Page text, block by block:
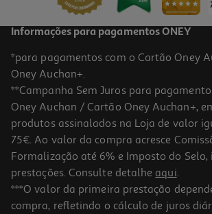
Peitoral Para Cão Curli Air Mesh Preto M
25.99 €/un
Informações para pagamentos ONEY
*para pagamentos com o Cartão Oney
Oney Auchan+.
**Campanha Sem Juros para
Oney Auchan / Cartão Oney Auchan+,
produtos assinalados na Loja de valor
75€. Ao valor da compra acresce
Formalização até 6% e Imposto do Selo,
prestações. Consulte detalhe aqui.
***O valor da primeira prestação
compra, refletindo o cálculo de juros